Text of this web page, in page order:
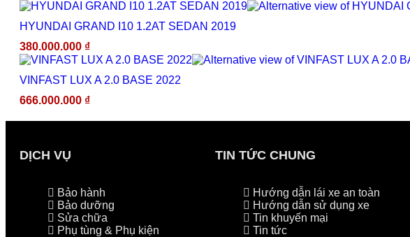
HYUNDAI GRAND I10 1.2AT SEDAN 2019
380.000.000 ₫
VINFAST LUX A 2.0 BASE 2022
666.000.000 ₫
DỊCH VỤ
Bảo hành
Bảo dưỡng
Sửa chữa
Phụ tùng & Phụ kiện
TIN TỨC CHUNG
Hướng dẫn lái xe an toàn
Hướng dẫn sử dụng xe
Tin khuyến mại
Tin tức